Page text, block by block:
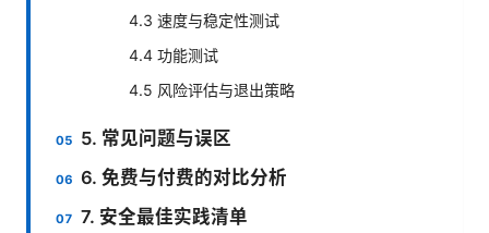
4.3 速度与稳定性测试
4.4 功能测试
4.5 风险评估与退出策略
5. 常见问题与误区
6. 免费与付费的对比分析
7. 安全最佳实践清单